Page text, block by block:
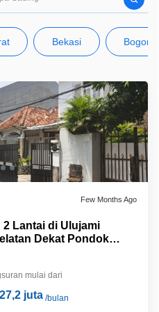
Bekasi Bogor
Few Months Ago
2 Lantai di Ulujami
Dekat Pondok
mulai dari
27,2 juta/bulan